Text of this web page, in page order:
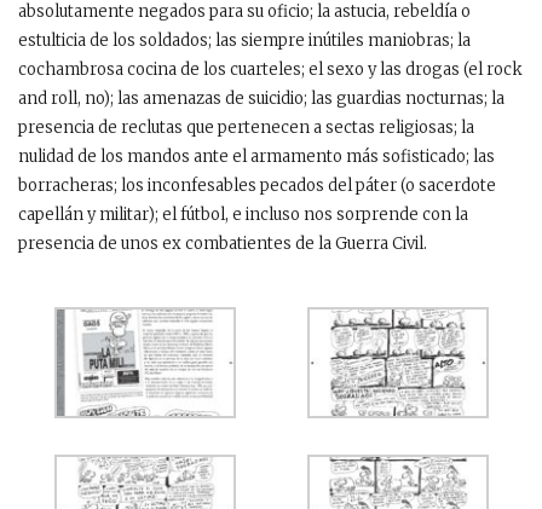
absolutamente negados para su oficio; la astucia, rebeldía o
estulticia de los soldados; las siempre inútiles maniobras; la
cochambrosa cocina de los cuarteles; el sexo y las drogas (el rock
and roll, no); las amenazas de suicidio; las guardias nocturnas; la
presencia de reclutas que pertenecen a sectas religiosas; la
nulidad de los mandos ante el armamento más sofisticado; las
borracheras; los inconfesables pecados del páter (o sacerdote
capellán y militar); el fútbol, e incluso nos sorprende con la
presencia de unos ex combatientes de la Guerra Civil.